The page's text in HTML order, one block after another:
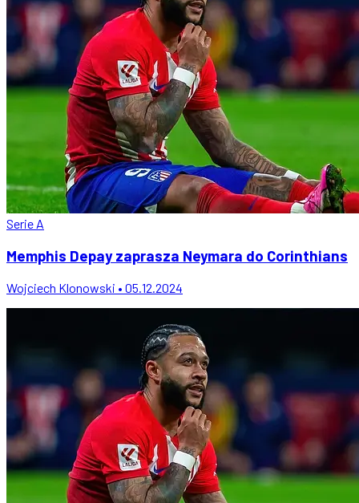
Serie A
Memphis Depay zaprasza Neymara do Corinthians
Wojciech Klonowski • 05.12.2024